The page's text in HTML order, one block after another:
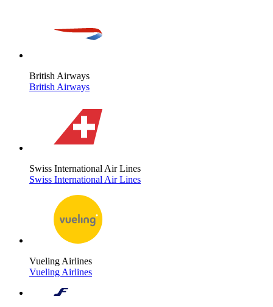
British Airways
British Airways
Swiss International Air Lines
Swiss International Air Lines
Vueling Airlines
Vueling Airlines